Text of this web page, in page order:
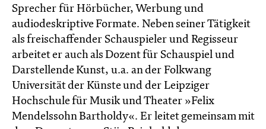
Sprecher für Hörbücher, Werbung und
audiodeskriptive Formate. Neben seiner Tätigkeit
als freischaffender Schauspieler und Regisseur
arbeitet er auch als Dozent für Schauspiel und
Darstellende Kunst, u.a. an der Folkwang
Universität der Künste und der Leipziger
Hochschule für Musik und Theater »Felix
Mendelssohn Bartholdy«. Er leitet gemeinsam mit